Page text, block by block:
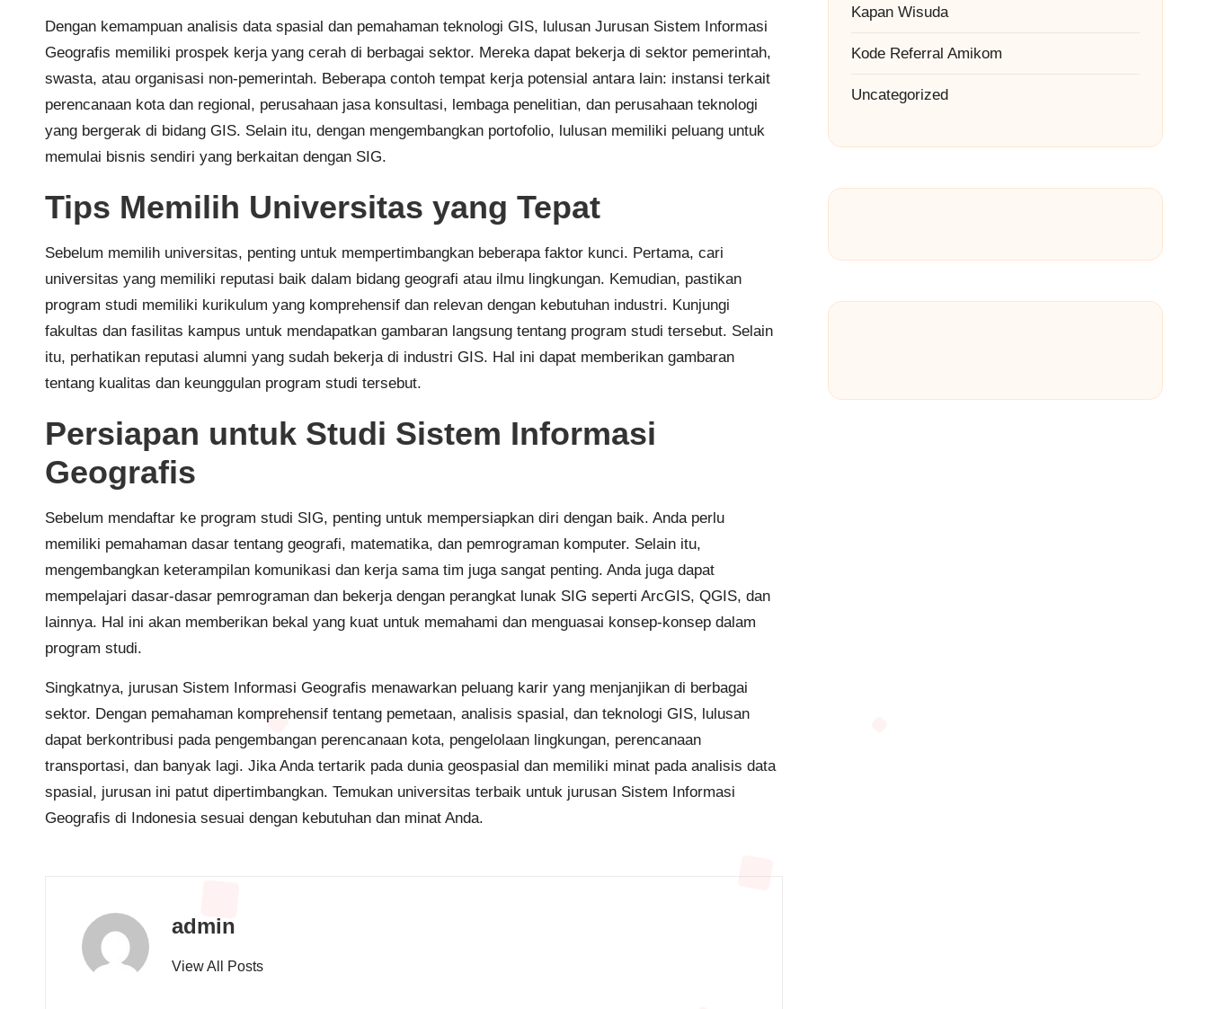
Dengan kemampuan analisis data spasial dan pemahaman teknologi GIS, lulusan Jurusan Sistem Informasi
Geografis memiliki prospek kerja yang cerah di berbagai sektor. Mereka dapat bekerja di sektor pemerintah,
swasta, atau organisasi non-pemerintah. Beberapa contoh tempat kerja potensial antara lain: instansi terkait
perencanaan kota dan regional, perusahaan jasa konsultasi, lembaga penelitian, dan perusahaan teknologi
yang bergerak di bidang GIS. Selain itu, dengan mengembangkan portofolio, lulusan memiliki peluang untuk
memulai bisnis sendiri yang berkaitan dengan SIG.
Tips Memilih Universitas yang Tepat
Sebelum memilih universitas, penting untuk mempertimbangkan beberapa faktor kunci. Pertama, cari
universitas yang memiliki reputasi baik dalam bidang geografi atau ilmu lingkungan. Kemudian, pastikan
program studi memiliki kurikulum yang komprehensif dan relevan dengan kebutuhan industri. Kunjungi
fakultas dan fasilitas kampus untuk mendapatkan gambaran langsung tentang program studi tersebut. Selain
itu, perhatikan reputasi alumni yang sudah bekerja di industri GIS. Hal ini dapat memberikan gambaran
tentang kualitas dan keunggulan program studi tersebut.
Persiapan untuk Studi Sistem Informasi
Geografis
Sebelum mendaftar ke program studi SIG, penting untuk mempersiapkan diri dengan baik. Anda perlu
memiliki pemahaman dasar tentang geografi, matematika, dan pemrograman komputer. Selain itu,
mengembangkan keterampilan komunikasi dan kerja sama tim juga sangat penting. Anda juga dapat
mempelajari dasar-dasar pemrograman dan bekerja dengan perangkat lunak SIG seperti ArcGIS, QGIS, dan
lainnya. Hal ini akan memberikan bekal yang kuat untuk memahami dan menguasai konsep-konsep dalam
program studi.
Singkatnya, jurusan Sistem Informasi Geografis menawarkan peluang karir yang menjanjikan di berbagai
sektor. Dengan pemahaman komprehensif tentang pemetaan, analisis spasial, dan teknologi GIS, lulusan
dapat berkontribusi pada pengembangan perencanaan kota, pengelolaan lingkungan, perencanaan
transportasi, dan banyak lagi. Jika Anda tertarik pada dunia geospasial dan memiliki minat pada analisis data
spasial, jurusan ini patut dipertimbangkan. Temukan universitas terbaik untuk jurusan Sistem Informasi
Geografis di Indonesia sesuai dengan kebutuhan dan minat Anda.
admin
View All Posts
Kapan Wisuda
Kode Referral Amikom
Uncategorized